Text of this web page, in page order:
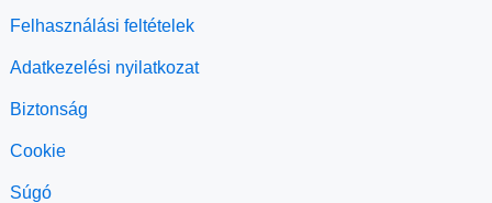
Felhasználási feltételek
Adatkezelési nyilatkozat
Biztonság
Cookie
Súgó